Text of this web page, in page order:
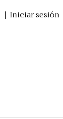
Iniciar sesión